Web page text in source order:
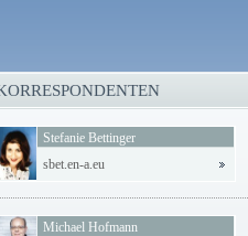
Stefanie Bettinger
sbet.en-a.eu
Michael Hofmann